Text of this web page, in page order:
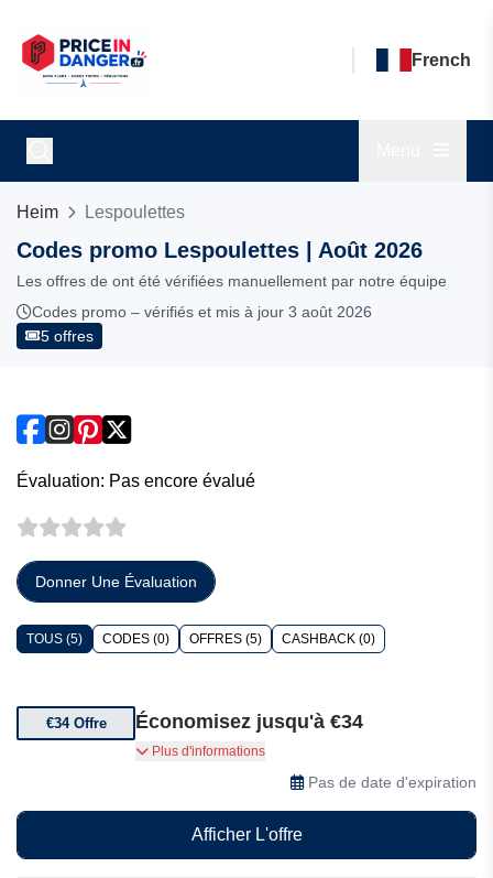
French
Heim Lespoulettes
Codes promo Lespoulettes | Août 2026
Les offres de ont été vérifiées manuellement par notre équipe
Codes promo – vérifiés et mis à jour 3 août 2026
5 offres
Évaluation: Pas encore évalué
Donner Une Évaluation
TOUS (5) CODES (0) OFFRES (5) CASHBACK (0)
€34 Offre Économisez jusqu'à €34
Une bague magnifiquement plaquée ou un
rectangle torsadé ajouré à seulement €34
Plus d'informations
Pas de date d'expiration
Afficher L'offre